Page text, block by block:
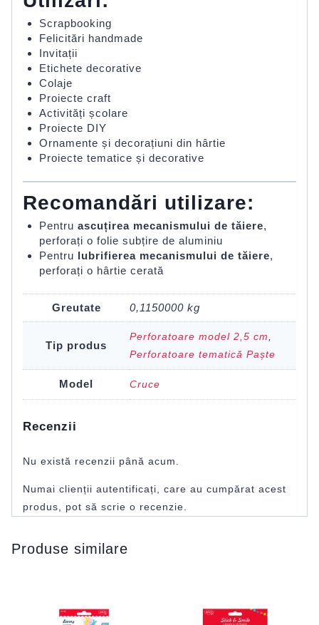
Scrapbooking
Felicitări handmade
Invitații
Etichete decorative
Colaje
Proiecte craft
Activități școlare
Proiecte DIY
Ornamente și decorațiuni din hârtie
Proiecte tematice și decorative
Recomandări utilizare:
Pentru ascuțirea mecanismului de tăiere,
perforați o folie subțire de aluminiu
Pentru lubrifierea mecanismului de tăiere,
perforați o hârtie cerată
Greutate 0,1150000 kg
Tip produs
Perforatoare model 2,5 cm,
Perforatoare tematică Paște
Model Cruce
Recenzii
Nu există recenzii până acum.
Numai clienții autentificați, care au cumpărat acest
produs, pot să scrie o recenzie.
Produse similare